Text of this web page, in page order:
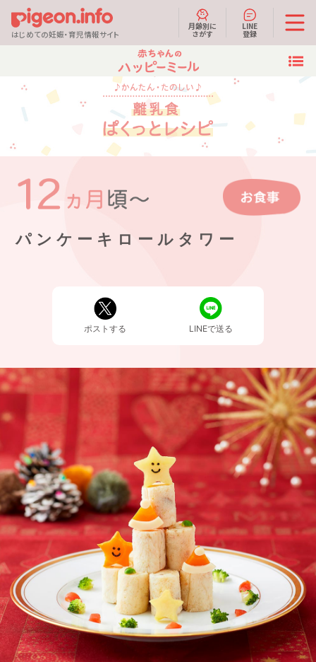
はじめての妊娠・育児情報サイト
月齢別に
さがす
LINE
登録
パンケーキロールタワー
ポストする LINEで送る